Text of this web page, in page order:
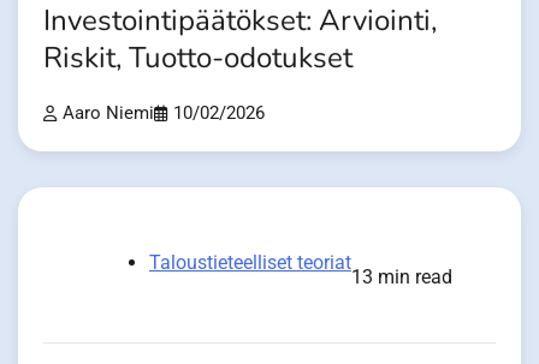
Investointipäätökset: Arviointi,
Riskit, Tuotto-odotukset
Aaro Niemi 10/02/2026
Taloustieteelliset teoriat
13 min read